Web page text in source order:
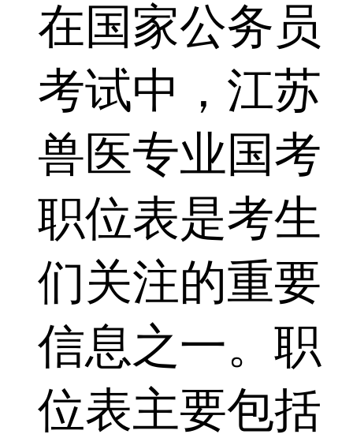
在国家公务员
考试中，江苏
兽医专业国考
职位表是考生
们关注的重要
信息之一。职
位表主要包括